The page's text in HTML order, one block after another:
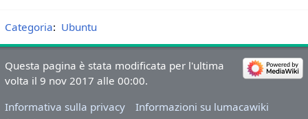
Categoria: Ubuntu
Questa pagina è stata modificata per l'ultima
volta il 9 nov 2017 alle 00:00.
Informativa sulla privacy
Informazioni su lumacawiki